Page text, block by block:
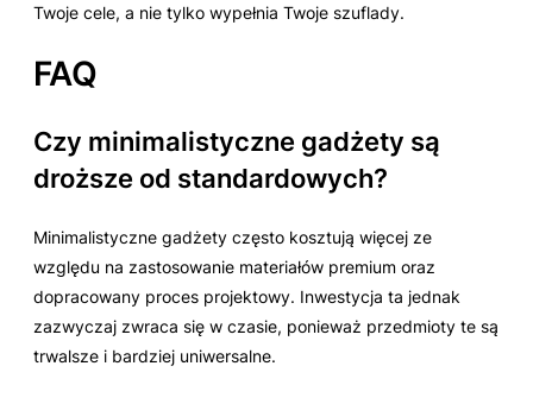
Twoje cele, a nie tylko wypełnia Twoje szuflady.
FAQ
Czy minimalistyczne gadżety są
droższe od standardowych?
Minimalistyczne gadżety często kosztują więcej ze
względu na zastosowanie materiałów premium oraz
dopracowany proces projektowy. Inwestycja ta jednak
zazwyczaj zwraca się w czasie, ponieważ przedmioty te są
trwalsze i bardziej uniwersalne.